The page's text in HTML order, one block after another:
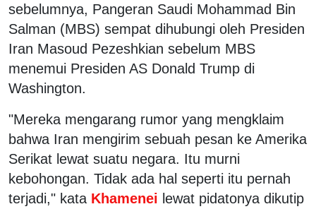
sebelumnya, Pangeran Saudi Mohammad Bin
Salman (MBS) sempat dihubungi oleh Presiden
Iran Masoud Pezeshkian sebelum MBS
menemui Presiden AS Donald Trump di
Washington.
"Mereka mengarang rumor yang mengklaim
bahwa Iran mengirim sebuah pesan ke Amerika
Serikat lewat suatu negara. Itu murni
kebohongan. Tidak ada hal seperti itu pernah
terjadi," kata Khamenei lewat pidatonya dikutip